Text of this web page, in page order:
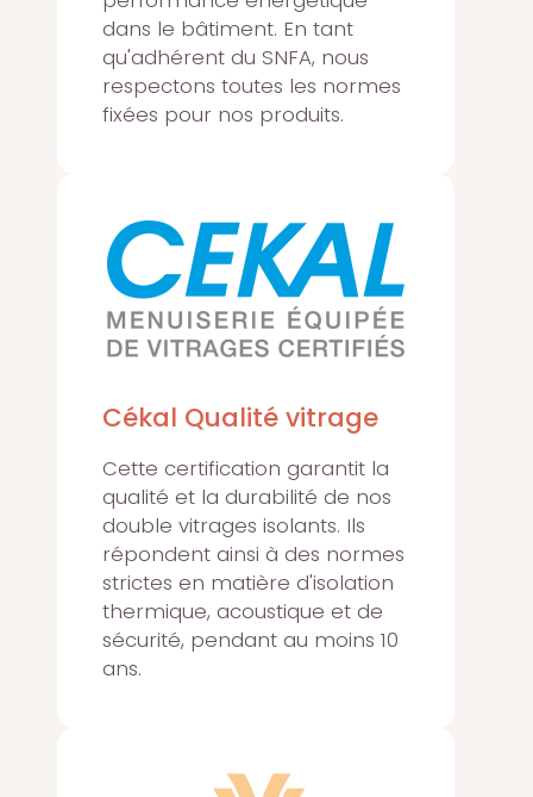
dans le bâtiment. En tant
qu'adhérent du SNFA, nous
respectons toutes les normes
fixées pour nos produits.
Cékal Qualité vitrage
Cette certification garantit la
qualité et la durabilité de nos
double vitrages isolants. Ils
répondent ainsi à des normes
strictes en matière d'isolation
thermique, acoustique et de
sécurité, pendant au moins 10
ans.